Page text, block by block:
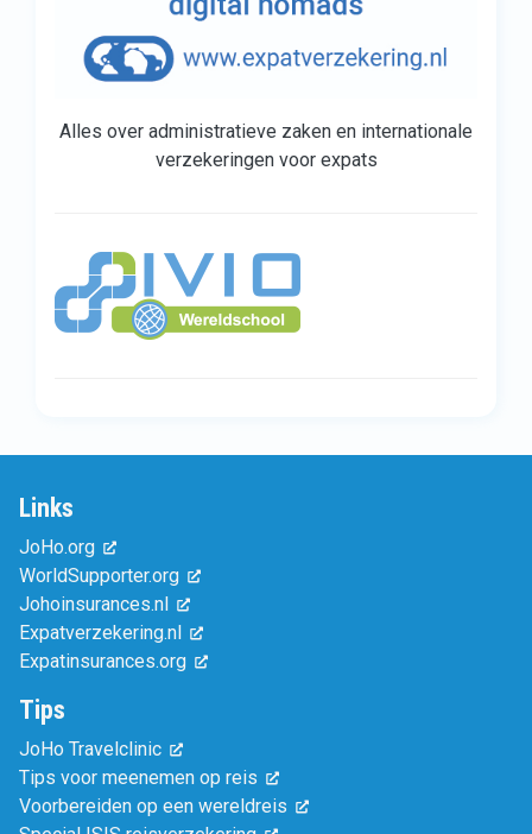
Alles over administratieve zaken en internationale
verzekeringen voor expats
Links
JoHo.org
WorldSupporter.org
Johoinsurances.nl
Expatverzekering.nl
Expatinsurances.org
Tips
JoHo Travelclinic
Tips voor meenemen op reis
Voorbereiden op een wereldreis